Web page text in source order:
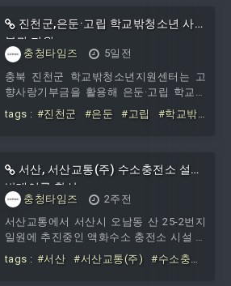
외 수출까지 판로를 넓혀가고 있는 유망
기업이다.이번 MOU를 통해 ㈜소담푸드는
단밀농공단지 내 부지 약 6,000㎡에 2028
년까지 55억 원 규모의 누룽지 및 쌀 가공
식품 생산공장을 신·증설할 예정이며, 이
를 통해 최대 1
진천군,은둔·고립 학교밖청소년 사회
복귀 지원
충청타임즈
5일전
충북 진천군 학교밖청소년지원센터는 고
향사랑기부금을 활용해 은둔·고립 학교밖
청소년의 사회복귀를 지원하는 ‘집밥한걸
음’ 사업을 운영하고 있다. ‘집밥한걸음’은
다. 이를 계기로 자연스럽게 상담, 문화 체
험, AI·XR 프로그램, 자립 지원까지 단계적
으로 연계한다. 이를 통해 ‘진천형 사회복
귀 지원모델’을 구축해 청소년이 지역사회
와 다시 연결되도록 도울 방침이다. 배이
정 센터장은 “은둔·고립 청소년의 사회복
귀는 단발성 지
tags : #진천군 #은둔 #고립
#학교밖
서산, 서산교통(주) 수소충전소 설치
반대여론 확산
충청타임즈
2주전
서산교통에서 서산시 오남동 산 25-2번지
일원에 추진중인 액화수소 충전소 시설 설
치사업과 관련, 주민들이 이를 강력 반대
한다는 여론이다. 이같이 지역사회 이슈가
tags : #서산 #서산교통(주)
#수소충전